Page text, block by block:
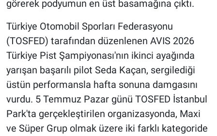
görerek podyumun en üst basamağına çıktı.
Türkiye Otomobil Sporları Federasyonu
(TOSFED) tarafından düzenlenen AVIS 2026
Türkiye Pist Şampiyonası'nın ikinci ayağında
yarışan başarılı pilot Seda Kaçan, sergilediği
üstün performansla hafta sonuna damgasını
vurdu. 5 Temmuz Pazar günü TOSFED İstanbul
Park'ta gerçekleştirilen organizasyonda, Maxi
ve Süper Grup olmak üzere iki farklı kategoride